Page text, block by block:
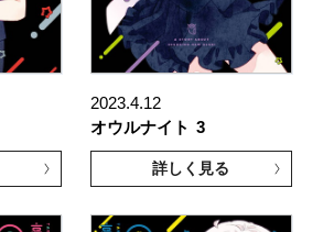
2023.4.12
オウルナイト 3
詳しく見る